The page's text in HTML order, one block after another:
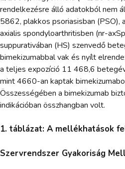
rendelkezésre álló adatokból nem
5862, plakkos psoriasisban (PSO),
axialis spondyloarthritisben (nr-
suppurativában (HS) szenvedő
bimekizumabbal vak és nyílt
a teljes expozíció 11 468,6
mint 4660-an kaptak
Összességében a bimekizumab
indikációban összhangban volt.
1. táblázat: A mellékhatások
Szervrendszer Gyakoriság